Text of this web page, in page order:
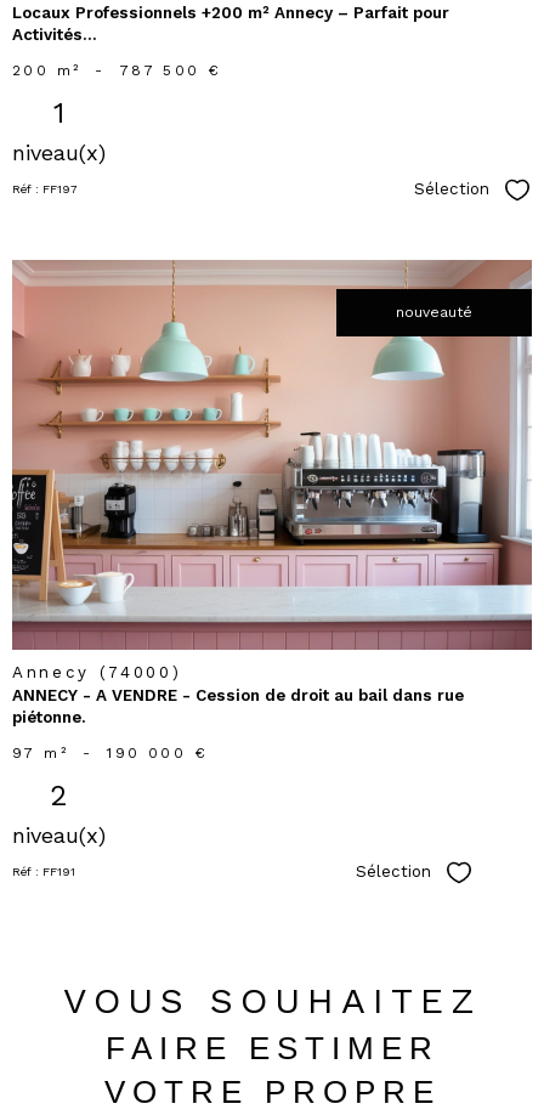
Locaux Professionnels +200 m² Annecy – Parfait pour
Activités...
200 m² - 787 500 €
1
niveau(x)
Réf : FF197 Sélection
nouveauté
voir le
bien
Annecy (74000)
ANNECY - A VENDRE - Cession de droit au bail dans rue
piétonne.
97 m² - 190 000 €
2
niveau(x)
Réf : FF191 Sélection
VOUS SOUHAITEZ
FAIRE ESTIMER
VOTRE PROPRE